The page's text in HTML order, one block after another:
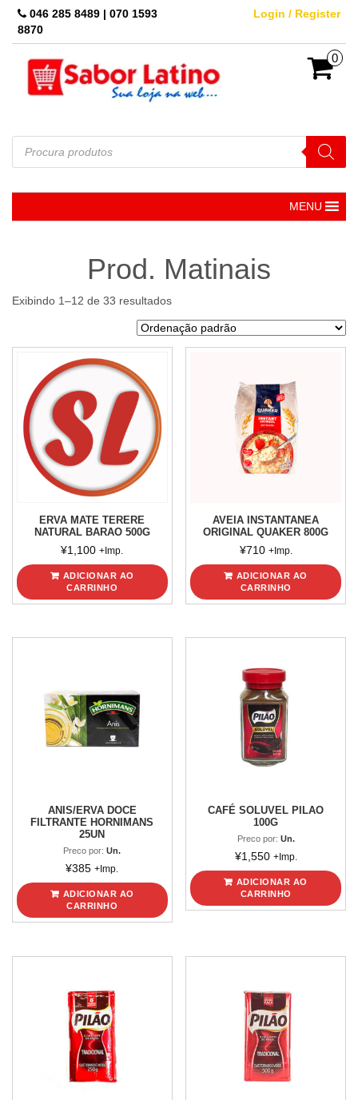
Skip
046 285 8489 | 070 1593
8870
Login / Register
0
Pesquisar
produtos
MENU
Prod. Matinais
Exibindo 1–12 de 33 resultados
ERVA MATE TERERE
NATURAL BARAO 500G
¥1,100 +Imp.
ADICIONAR AO
CARRINHO
AVEIA INSTANTANEA
ORIGINAL QUAKER 800G
¥710 +Imp.
ADICIONAR AO
CARRINHO
ANIS/ERVA DOCE
FILTRANTE HORNIMANS
25UN
Preco por:Un.
¥385 +Imp.
ADICIONAR AO
CARRINHO
CAFÉ SOLUVEL PILAO
100G
Preco por: Un.
¥1,550 +Imp.
ADICIONAR AO
CARRINHO